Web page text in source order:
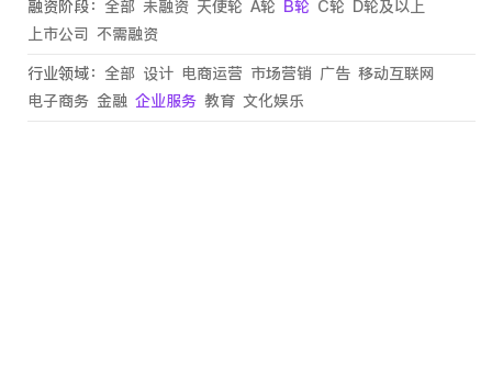
融资阶段： 全部 未融资 天使轮 A轮 B轮 C轮 D轮及以上
上市公司 不需融资
行业领域： 全部 设计 电商运营 市场营销 广告 移动互联网
电子商务 金融 企业服务 教育 文化娱乐